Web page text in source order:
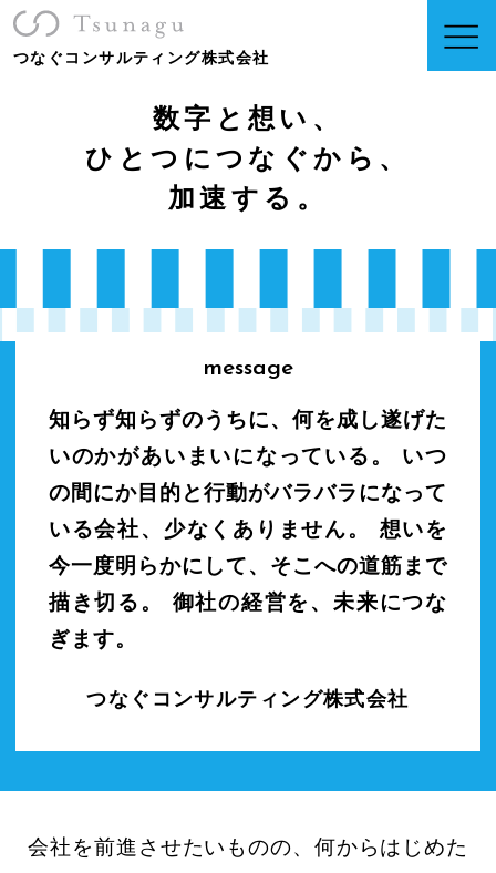
つなぐコンサルティング株式会社
数字と想い、
ひとつにつなぐから、
加速する。
message
知らず知らずのうちに、何を成し遂げた
いのかがあいまいになっている。 いつ
の間にか目的と行動がバラバラになって
いる会社、少なくありません。 想いを
今一度明らかにして、そこへの道筋まで
描き切る。 御社の経営を、未来につな
ぎます。
つなぐコンサルティング株式会社
会社を前進させたいものの、何からはじめた